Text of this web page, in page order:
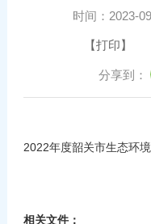
时间： 2023-
【打印】
分享到：
2022年度韶关市生态环
相关文件：